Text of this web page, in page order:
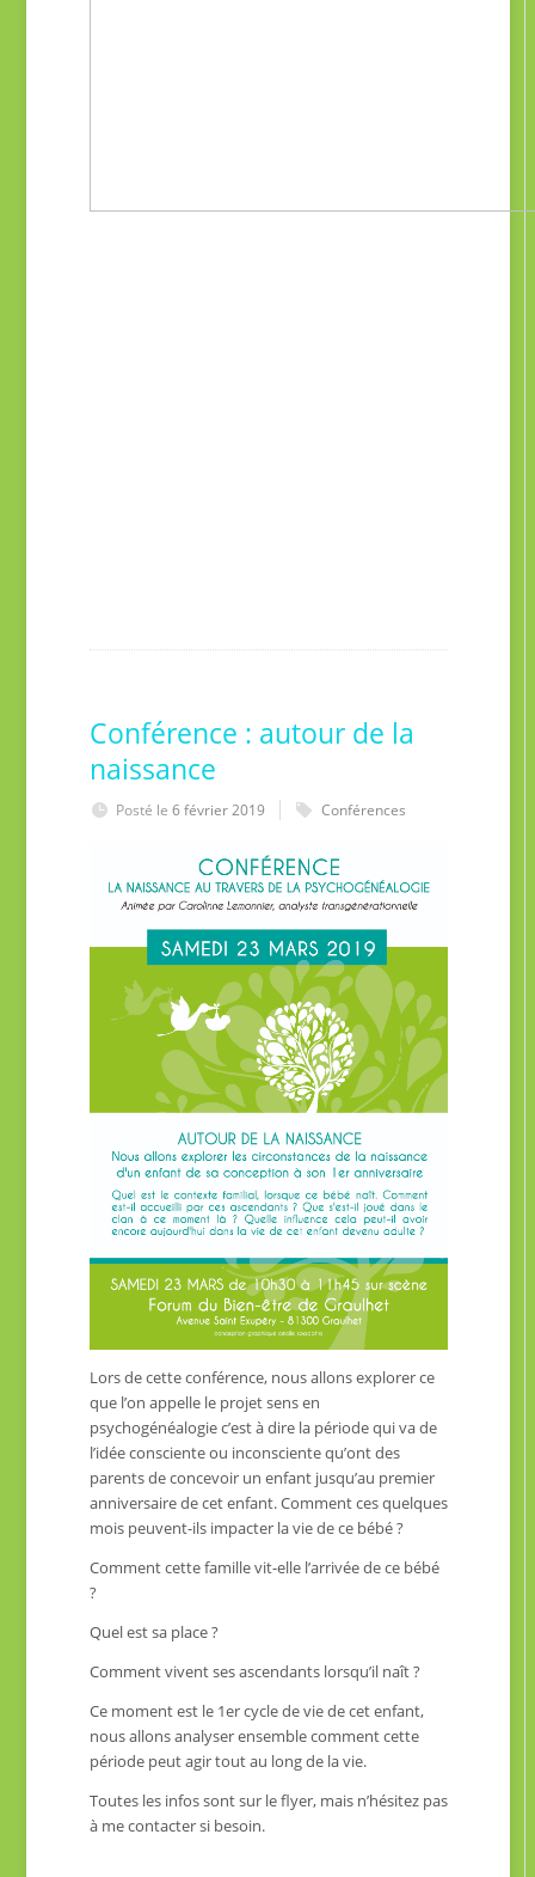
Conférence : autour de la
naissance
Posté le 6 février 2019 Conférences
Lors de cette conférence, nous allons explorer ce
que l’on appelle le projet sens en
psychogénéalogie c’est à dire la période qui va de
l’idée consciente ou inconsciente qu’ont des
parents de concevoir un enfant jusqu’au premier
anniversaire de cet enfant. Comment ces quelques
mois peuvent-ils impacter la vie de ce bébé ?
Comment cette famille vit-elle l’arrivée de ce bébé
?
Quel est sa place ?
Comment vivent ses ascendants lorsqu’il naît ?
Ce moment est le 1er cycle de vie de cet enfant,
nous allons analyser ensemble comment cette
période peut agir tout au long de la vie.
Toutes les infos sont sur le flyer, mais n’hésitez pas
à me contacter si besoin.